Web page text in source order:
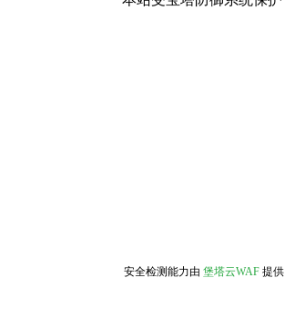
安全检测能力由 堡塔云WAF 提供